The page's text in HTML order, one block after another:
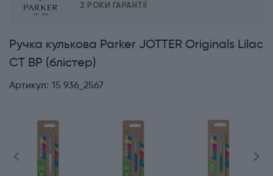
2 РОКИ ГАРАНТІЇ
Ручка кулькова Parker JOTTER Originals Lilac
CT BP (блістер)
Артикул: 15 936_2567